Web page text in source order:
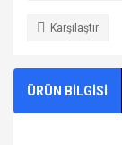
Karşılaştır
ÜRÜN BİLGİSİ